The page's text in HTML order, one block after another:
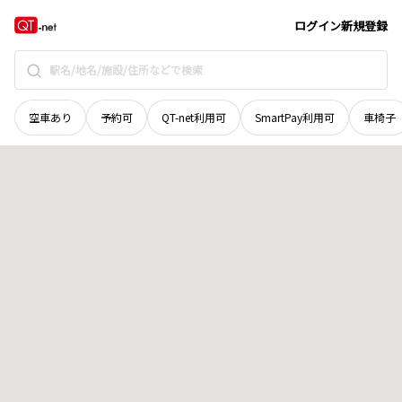
ログイン新規登録
空車あり 予約可 QT-net利用可 SmartPay利用可 車椅子
栃木県